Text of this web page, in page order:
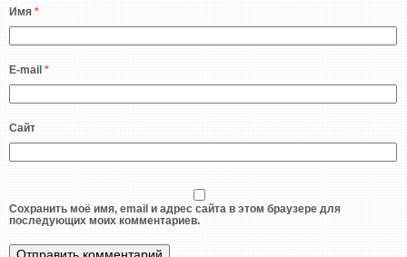
Имя *
E-mail *
Сайт
Сохранить моё имя, email и адрес сайта в этом браузере для
последующих моих комментариев.